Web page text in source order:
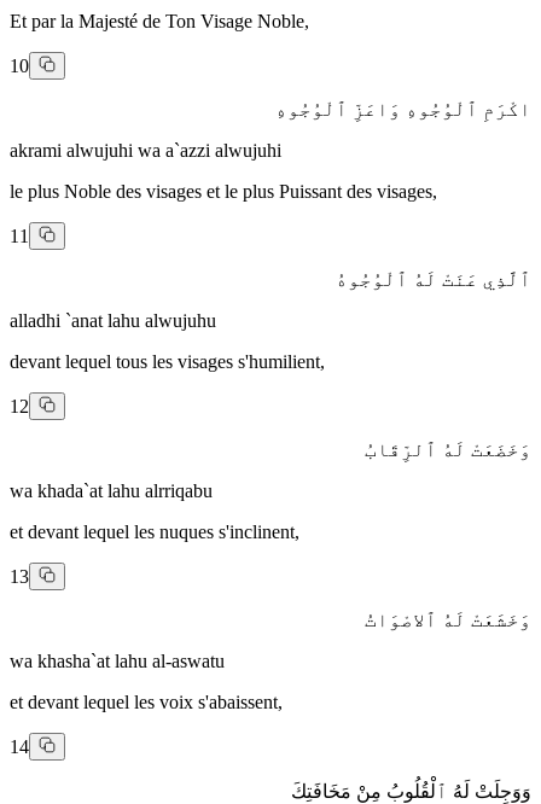
Et par la Majesté de Ton Visage Noble,
10
اكْرَمِ ٱلْوُجُوهِ وَاعَزِّ ٱلْوُجُوهِ
akrami alwujuhi wa a`azzi alwujuhi
le plus Noble des visages et le plus Puissant des visages,
11
ٱلَّذِي عَنَتْ لَهُ ٱلْوُجُوهُ
alladhi `anat lahu alwujuhu
devant lequel tous les visages s'humilient,
12
وَخَضَعَتْ لَهُ ٱلرِّقَابُ
wa khada`at lahu alrriqabu
et devant lequel les nuques s'inclinent,
13
وَخَشَعَتْ لَهُ ٱلاصْوَاتُ
wa khasha`at lahu al-aswatu
et devant lequel les voix s'abaissent,
14
وَوَجِلَتْ لَهُ ٱلْقُلُوبُ مِنْ مَخَافَتِكَ